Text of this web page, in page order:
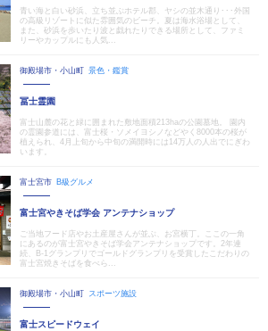
青い海と白い砂浜、立ち並ぶホテル郡、ヤシの並木通り･･･外国
の高級リゾートに似た雰囲気のビーチ。夏は海水浴場として、
また、砂浜を歩いたり波と戯れたりできる場所として、ファミ
リーやカップルにも人気...
御殿場市・小山町 景色・鑑賞
冨士霊園
富士山麓の花と緑に囲まれた敷地面積213haの公園墓地。 園内
の霊園参道には、富士桜・ソメイヨシノなどやく8000本の桜が
植えられ、4月上旬から中旬の満開時には14万人の人出でにぎわ
います。
富士宮市 B級グルメ
富士宮やきそば学会 アンテナショップ
ご当地フード店やお土産屋さんが並ぶ、お宮横丁。ここの一角
にあるのが富士宮やきそば学会アンテナショップです。2年連
続、B-1グランプリでゴールドグランプリを受賞したこだわりの
富士宮焼きそばを食べら...
御殿場市・小山町 スポーツ施設
富士スピードウェイ